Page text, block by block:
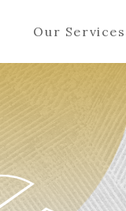
Our Services